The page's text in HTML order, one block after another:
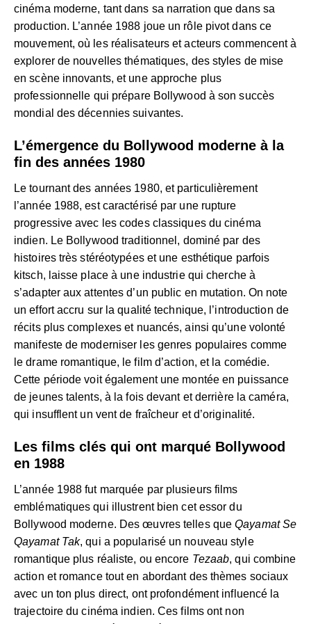
cinéma moderne, tant dans sa narration que dans sa
production. L’année 1988 joue un rôle pivot dans ce
mouvement, où les réalisateurs et acteurs commencent à
explorer de nouvelles thématiques, des styles de mise
en scène innovants, et une approche plus
professionnelle qui prépare Bollywood à son succès
mondial des décennies suivantes.
L’émergence du Bollywood moderne à la
fin des années 1980
Le tournant des années 1980, et particulièrement
l’année 1988, est caractérisé par une rupture
progressive avec les codes classiques du cinéma
indien. Le Bollywood traditionnel, dominé par des
histoires très stéréotypées et une esthétique parfois
kitsch, laisse place à une industrie qui cherche à
s’adapter aux attentes d’un public en mutation. On note
un effort accru sur la qualité technique, l’introduction de
récits plus complexes et nuancés, ainsi qu’une volonté
manifeste de moderniser les genres populaires comme
le drame romantique, le film d’action, et la comédie.
Cette période voit également une montée en puissance
de jeunes talents, à la fois devant et derrière la caméra,
qui insufflent un vent de fraîcheur et d’originalité.
Les films clés qui ont marqué Bollywood
en 1988
L’année 1988 fut marquée par plusieurs films
emblématiques qui illustrent bien cet essor du
Bollywood moderne. Des œuvres telles queQayamat Se
Qayamat Tak, qui a popularisé un nouveau style
romantique plus réaliste, ou encore Tezaab, qui combine
action et romance tout en abordant des thèmes sociaux
avec un ton plus direct, ont profondément influencé la
trajectoire du cinéma indien. Ces films ont non